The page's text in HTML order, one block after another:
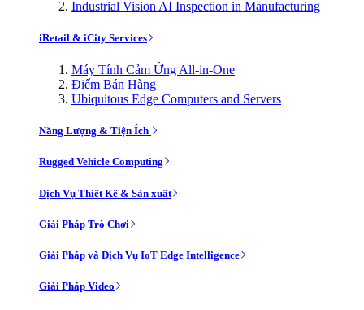
Industrial Vision AI Inspection in Manufacturing
iRetail & iCity Services
Máy Tính Cảm Ứng All-in-One
Điểm Bán Hàng
Ubiquitous Edge Computers and Servers
Năng Lượng & Tiện Ích
Rugged Vehicle Computing
Dịch Vụ Thiết Kế & Sản xuất
Giải Pháp Trò Chơi
Giải Pháp và Dịch Vụ IoT Edge Intelligence
Giải Pháp Video